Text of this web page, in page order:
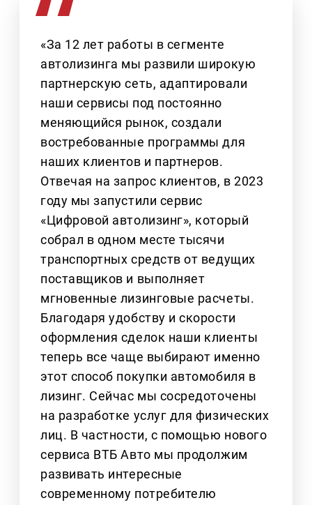
«За 12 лет работы в сегменте
автолизинга мы развили широкую
партнерскую сеть, адаптировали
наши сервисы под постоянно
меняющийся рынок, создали
востребованные программы для
наших клиентов и партнеров.
Отвечая на запрос клиентов, в 2023
году мы запустили сервис
«Цифровой автолизинг», который
собрал в одном месте тысячи
транспортных средств от ведущих
поставщиков и выполняет
мгновенные лизинговые расчеты.
Благодаря удобству и скорости
оформления сделок наши клиенты
теперь все чаще выбирают именно
этот способ покупки автомобиля в
лизинг. Сейчас мы сосредоточены
на разработке услуг для физических
лиц. В частности, с помощью нового
сервиса ВТБ Авто мы продолжим
развивать интересные
современному потребителю